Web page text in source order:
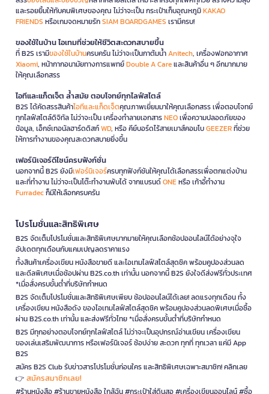
และรอยยิ้มให้กับคนพิเศษของคุณ ไม่ว่าจะเป็น กระเป๋าเก็บอุณหภูมิKAKAO
FRIENDS หรือเกมจดหมายรักSIAM BOARDGAMES เรามีครบ!
ของใช้ในบ้าน ไอเทมที่ช่วยให้ชีวิตสะดวกสบายขึ้น
ที่ B2S เรามีของใช้ในบ้านครบครัน ไม่ว่าจะเป็นกาต้มน้ำAnitech, เครื่องฟอกอากาศ
Xiaomi, หน้ากากอนามัยทางการแพทย์Double A Careและสินค้าอื่น ๆ อีกมากมาย
ให้คุณเลือกสรร
ไอทีและแก็ดเจ็ต ล้ำสมัย ตอบโจทย์ทุกไลฟ์สไตล์
B2S ได้คัดสรรสินค้าไอทีและแก็ดเจ็ตคุณภาพเยี่ยมมาให้คุณเลือกสรร เพื่อตอบโจทย์
ทุกไลฟ์สไตล์ดิจิทัล ไม่ว่าจะเป็น เครื่องทำลายเอกสารNEOเพื่อความปลอดภัยของ
ข้อมูล, เอ็กซ์เทอนัลฮาร์ดดิสก์WD, หรือ คีย์บอร์ดไร้สายเมาส์คอมโบGEEZERที่ช่วย
ให้การทำงานของคุณสะดวกสบายยิ่งขึ้น
เฟอร์นิเจอร์ดีไซน์ครบฟังก์ชั่น
นอกจากนี้ B2S ยังมีเฟอร์นิเจอร์ครบทุกฟังก์ชันให้คุณได้เลือกสรรเพื่อตกแต่งบ้าน
และที่ทำงาน ไม่ว่าจะเป็นโต๊ะทำงานพับได้ จากแบรนด์ONEหรือ เก้าอี้ทำงาน
Furradecก็มีให้เลือกครบครัน
โปรโมชั่นและสิทธิพิเศษ
B2S จัดเต็มโปรโมชั่นและสิทธิพิเศษมากมายให้คุณเลือกช้อปออนไลน์ได้อย่างจุใจ
อัปเดตทุกเดือนกับแคมเปญลดราคาแรง
ทั้งสินค้าเครื่องเขียน หนังสือขายดี และไอเทมไลฟ์สไตล์สุดชิค พร้อมคูปองส่วนลด
และดีลพิเศษเมื่อช้อปผ่าน B2S.co.th เท่านั้น นอกจากนี้ B2S ยังใจดีส่งฟรีทั่วประเทศ
*เมื่อสั่งครบขั้นต่ำที่บริษัทกำหนด
B2S จัดเต็มโปรโมชั่นและสิทธิพิเศษเพียบ ช้อปออนไลน์ได้เลย! ลดแรงทุกเดือน ทั้ง
เครื่องเขียน หนังสือดัง ของไอเทมไลฟ์สไตล์สุดชิค พร้อมคูปองส่วนลดพิเศษเมื่อซื้อ
ผ่าน B2S.co.th เท่านั้น และส่งฟรีทั่วไทย *เมื่อสั่งครบขั้นต่ำที่บริษัทกำหนด
B2S มีทุกอย่างตอบโจทย์ทุกไลฟ์สไตล์ ไม่ว่าจะเป็นอุปกรณ์อ่านเขียน เครื่องเขียน
ของเล่นเสริมพัฒนาการ หรือเฟอร์นิเจอร์ ช้อปง่าย สะดวก ทุกที่ ทุกเวลา แค่มี App
B2S
สมัคร B2S Club รับข่าวสารโปรโมชั่นก่อนใคร และสิทธิพิเศษเฉพาะสมาชิก! คลิกเลย
👉 สมัครสมาชิกเลย!
#ร้านหนังสือ #ร้านขายหนังสือ ใกล้ฉัน #กระเป๋าใส่ดินสอ #เครื่องเขียนออนไลน์ #ซื้อ